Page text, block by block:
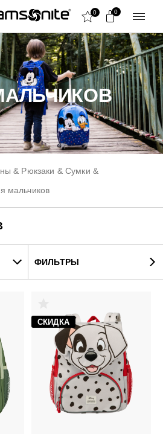
0 0
& Рюкзаки & Сумки &
мальчиков
ФИЛЬТРЫ
СКИДКА